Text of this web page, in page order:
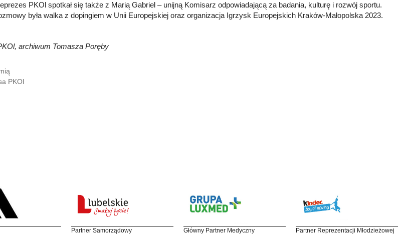
PKOl spotkał się także z Marią Gabriel – unijną Komisarz odpowiadającą za badania, kulturę i rozwój sportu.
była walka z dopingiem w Unii Europejskiej oraz organizacja Igrzysk Europejskich Kraków-Małopolska 2023.
archiwum Tomasza Poręby
PKOl
Partner Samorządowy Główny Partner Medyczny Partner Reprezentacji Młodzieżowej